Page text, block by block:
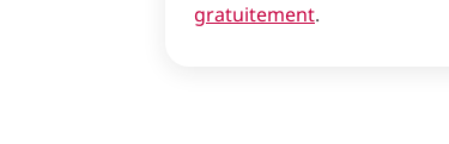
gratuitement.